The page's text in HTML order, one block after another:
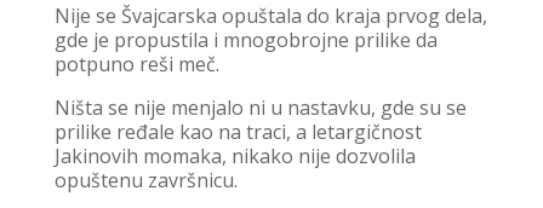
Nije se Švajcarska opuštala do kraja prvog dela,
gde je propustila i mnogobrojne prilike da
potpuno reši meč.
Ništa se nije menjalo ni u nastavku, gde su se
prilike ređale kao na traci, a letargičnost
Jakinovih momaka, nikako nije dozvolila
opuštenu završnicu.